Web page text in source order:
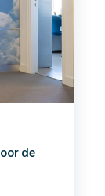
de